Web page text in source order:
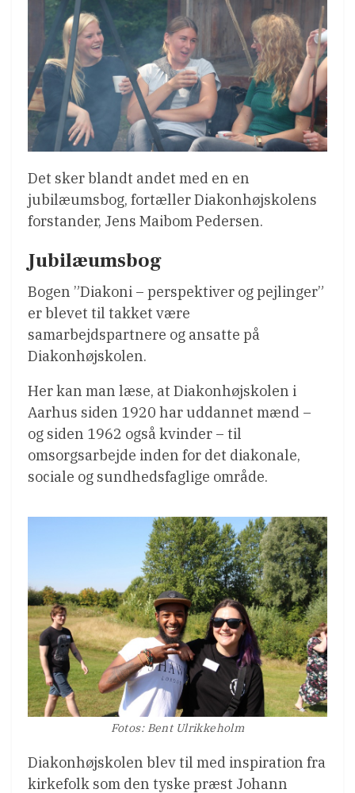
Det sker blandt andet med en en
jubilæumsbog, fortæller Diakonhøjskolens
forstander, Jens Maibom Pedersen.
Jubilæumsbog
Bogen ”Diakoni – perspektiver og pejlinger”
er blevet til takket være
samarbejdspartnere og ansatte på
Diakonhøjskolen.
Her kan man læse, at Diakonhøjskolen i
Aarhus siden 1920 har uddannet mænd –
og siden 1962 også kvinder – til
omsorgsarbejde inden for det diakonale,
sociale og sundhedsfaglige område.
Fotos: Bent Ulrikkeholm
Diakonhøjskolen blev til med inspiration fra
kirkefolk som den tyske præst Johann